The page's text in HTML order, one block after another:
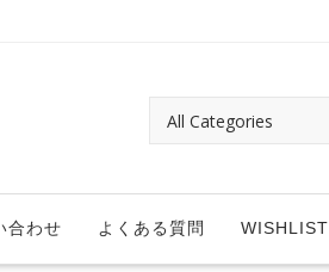
合わせ よくある質問 WISHLIST